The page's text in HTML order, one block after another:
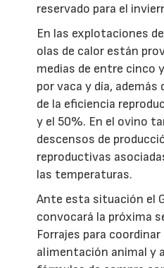
reservado para el
En las explotaciones
olas de calor están
medias de entre cinco
por vaca y día, además
de la eficiencia
y el 50%. En el ovino
descensos de
reproductivas
las temperaturas.
Ante esta situación el
convocará la próxima
Forrajes para
alimentación animal y